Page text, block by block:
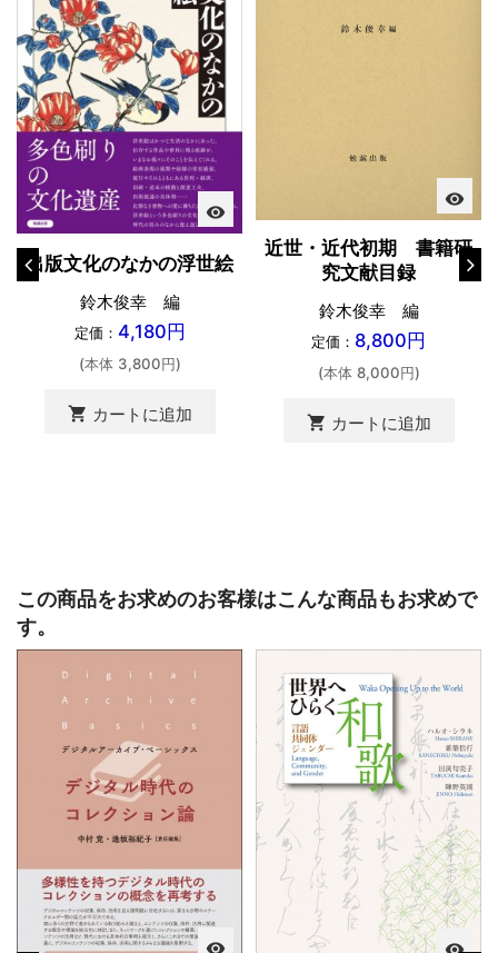
visibility
出版文化のなかの浮世絵
鈴木俊幸 編
定価： 4,180円
(本体 3,800円)
shopping_cart カートに追加
visibility
近世・近代初期 書籍研
究文献目録
鈴木俊幸 編
定価： 8,800円
(本体 8,000円)
shopping_cart カートに追加
この商品をお求めのお客様はこんな商品もお求めで
す。
visibility